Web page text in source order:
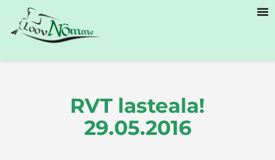
RVT lasteala!
29.05.2016